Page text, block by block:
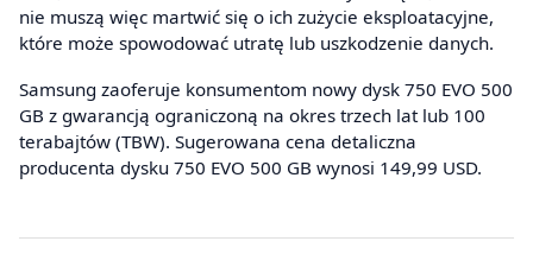
nie muszą więc martwić się o ich zużycie eksploatacyjne,
które może spowodować utratę lub uszkodzenie danych.
Samsung zaoferuje konsumentom nowy dysk 750 EVO 500
GB z gwarancją ograniczoną na okres trzech lat lub 100
terabajtów (TBW). Sugerowana cena detaliczna
producenta dysku 750 EVO 500 GB wynosi 149,99 USD.